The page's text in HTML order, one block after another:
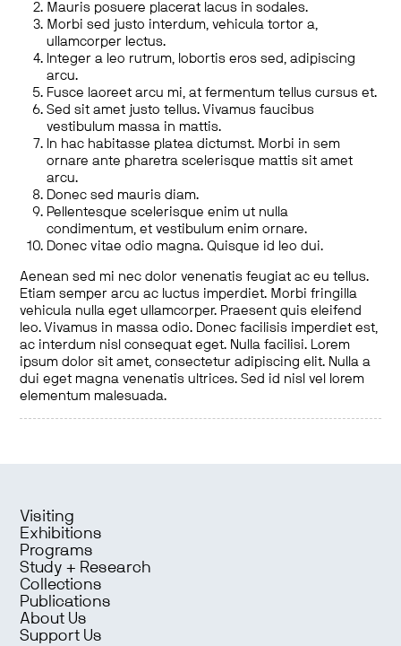
Mauris posuere placerat lacus in sodales.
Morbi sed justo interdum, vehicula tortor a,
ullamcorper lectus.
Integer a leo rutrum, lobortis eros sed, adipiscing
arcu.
Fusce laoreet arcu mi, at fermentum tellus cursus et.
Sed sit amet justo tellus. Vivamus faucibus
vestibulum massa in mattis.
In hac habitasse platea dictumst. Morbi in sem
ornare ante pharetra scelerisque mattis sit amet
arcu.
Donec sed mauris diam.
Pellentesque scelerisque enim ut nulla
condimentum, et vestibulum enim ornare.
Donec vitae odio magna. Quisque id leo dui.
Aenean sed mi nec dolor venenatis feugiat ac eu tellus.
Etiam semper arcu ac luctus imperdiet. Morbi fringilla
vehicula nulla eget ullamcorper. Praesent quis eleifend
leo. Vivamus in massa odio. Donec facilisis imperdiet est,
ac interdum nisl consequat eget. Nulla facilisi. Lorem
ipsum dolor sit amet, consectetur adipiscing elit. Nulla a
dui eget magna venenatis ultrices. Sed id nisl vel lorem
elementum malesuada.
Visiting
Exhibitions
Programs
Study + Research
Collections
Publications
About Us
Support Us